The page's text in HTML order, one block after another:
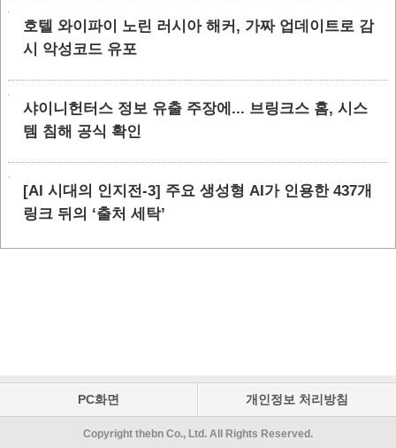
호텔 와이파이 노린 러시아 해커, 가짜 업데이트로 감
시 악성코드 유포
샤이니헌터스 정보 유출 주장에... 브링크스 홈, 시스
템 침해 공식 확인
[AI 시대의 인지전-3] 주요 생성형 AI가 인용한 437개
링크 뒤의 ‘출처 세탁’
PC화면 개인정보 처리방침
Copyright thebn Co., Ltd. All Rights Reserved.